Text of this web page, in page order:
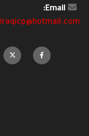
Email:
iraqicp@hotmail.com